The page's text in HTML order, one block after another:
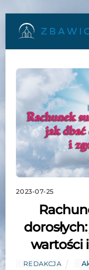
2023-07-25
wartości
REDAKCJA